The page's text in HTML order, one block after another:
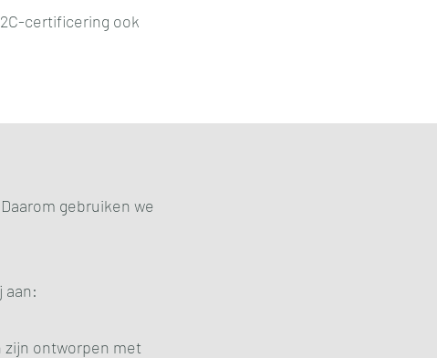
certificering ook
gebruiken we
aan:
ontworpen met